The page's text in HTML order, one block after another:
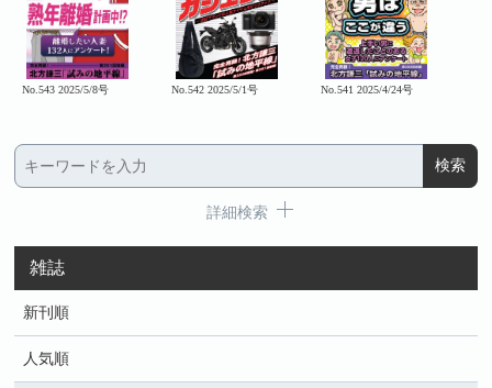
No.543 2025/5/8号 No.542 2025/5/1号 No.541 2025/4/24号
詳細検索
雑誌
新刊順
人気順